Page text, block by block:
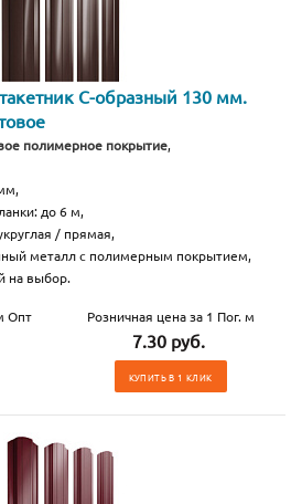
С-образный 130 мм.
полимерное покрытие,
до 6 м,
/ прямая,
металл с полимерным покрытием,
на выбор.
Опт Розничная цена за 1 Пог. м
7.30 руб.
КУПИТЬ В 1 КЛИК